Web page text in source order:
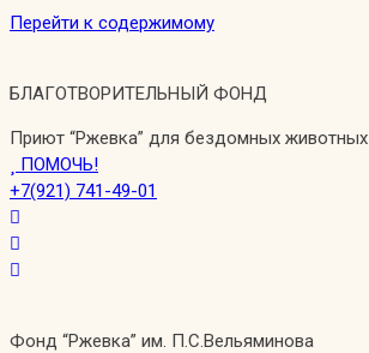
Перейти к содержимому
БЛАГОТВОРИТЕЛЬНЫЙ ФОНД
Приют “Ржевка” для бездомных животных
ПОМОЧЬ!
+7(921) 741-49-01
Фонд “Ржевка” им. П.С.Вельяминова